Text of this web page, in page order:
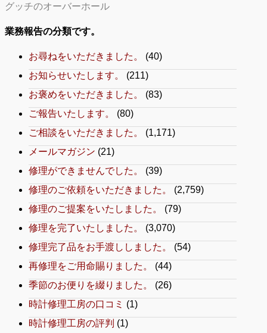
グッチのオーバーホール
業務報告の分類です。
お尋ねをいただきました。
(40)
お知らせいたします。
(211)
お褒めをいただきました。
(83)
ご報告いたします。
(80)
ご相談をいただきました。
(1,171)
メールマガジン (21)
修理ができませんでした。
(39)
修理のご依頼をいただきました。
(2,759)
修理のご提案をいたしました。
(79)
修理を完了いたしました。
(3,070)
修理完了品をお手渡ししました。
(54)
再修理をご用命賜りました。
(44)
季節のお便りを綴りました。
(26)
時計修理工房の口コミ (1)
時計修理工房の評判 (1)